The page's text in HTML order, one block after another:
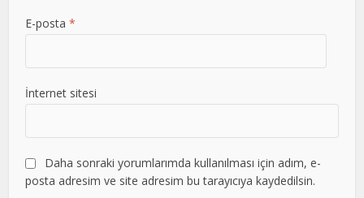
E-posta*
İnternet sitesi
Daha sonraki yorumlarımda kullanılması için adım, e-
posta adresim ve site adresim bu tarayıcıya kaydedilsin.